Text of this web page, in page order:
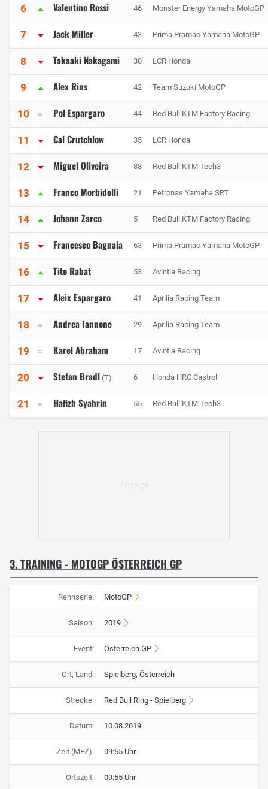
6 Valentino Rossi 46 Monster Energy Yamaha MotoGP
7 Jack Miller 43 Prima Pramac Yamaha MotoGP
8 Takaaki Nakagami 30 LCR Honda
9 Alex Rins 42 Team Suzuki MotoGP
10 Pol Espargaro 44 Red Bull KTM Factory Racing
11 Cal Crutchlow 35 LCR Honda
12 Miguel Oliveira 88 Red Bull KTM Tech3
13 Franco Morbidelli 21 Petronas Yamaha SRT
14 Johann Zarco 5 Red Bull KTM Factory Racing
15 Francesco Bagnaia 63 Prima Pramac Yamaha MotoGP
16 Tito Rabat 53 Avintia Racing
17 Aleix Espargaro 41 Aprilia Racing Team
18 Andrea Iannone 29 Aprilia Racing Team
19 Karel Abraham 17 Avintia Racing
20 Stefan Bradl (T) 6 Honda HRC Castrol
21 Hafizh Syahrin 55 Red Bull KTM Tech3
3. TRAINING - MOTOGP ÖSTERREICH GP
Rennserie: MotoGP
Saison: 2019
Event: Österreich GP
Ort, Land: Spielberg, Österreich
Strecke: Red Bull Ring - Spielberg
Datum: 10.08.2019
Zeit (MEZ): 09:55 Uhr
Ortszeit: 09:55 Uhr